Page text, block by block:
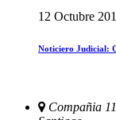
12 Octubre
Noticiero Judicial:
Compañia